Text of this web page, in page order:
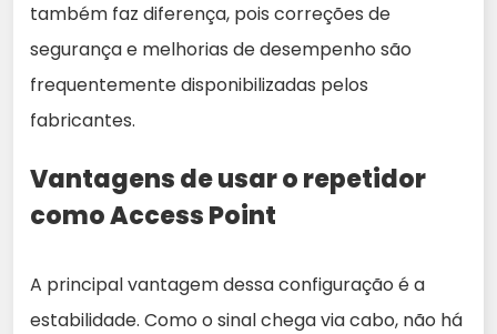
também faz diferença, pois correções de
segurança e melhorias de desempenho são
frequentemente disponibilizadas pelos
fabricantes.
Vantagens de usar o repetidor
como Access Point
A principal vantagem dessa configuração é a
estabilidade. Como o sinal chega via cabo, não há